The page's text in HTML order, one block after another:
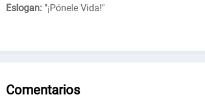
Eslogan: "¡Pónele Vida!"
Comentarios